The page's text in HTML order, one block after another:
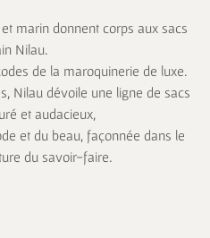
marin donnent corps aux sacs
Nilau.
de la maroquinerie de luxe.
Nilau dévoile une ligne de sacs
et audacieux,
et du beau, façonnée dans le
du savoir-faire.